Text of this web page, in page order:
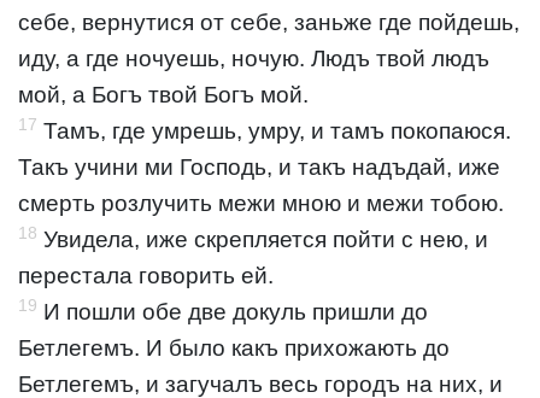
себе, вернутися от себе, заньже где пойдешь,
иду, а где ночуешь, ночую. Людъ твой людъ
мой, а Богъ твой Богъ мой.
17 Тамъ, где умрешь, умру, и тамъ покопаюся.
Такъ учини ми Господь, и такъ надъдай, иже
смерть розлучить межи мною и межи тобою.
18 Увидела, иже скрепляется пойти с нею, и
перестала говорить ей.
19 И пошли обе две докуль пришли до
Бетлегемъ. И было какъ прихожають до
Бетлегемъ, и загучалъ весь городъ на них, и